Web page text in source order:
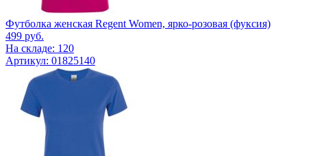
Футболка женская Regent Women, ярко-розовая (фуксия)
499 руб.
На складе: 120
Артикул: 01825140